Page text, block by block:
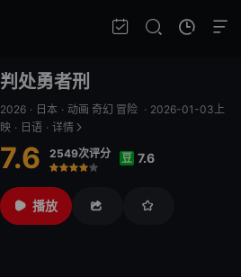
判处勇者刑
2026 · 日本 · 动画 奇幻 冒险 · 2026-01-03上
映 · 日语 · 详情
7.6 2549次评分
很差
较差
还行推荐力荐
豆 7.6
播放